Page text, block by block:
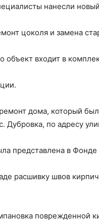
нанесли
цоколя и замена
объект входит в
дома, который
Дубровка, по адресу
представлена в Фонде
расшивку швов
поврежденной